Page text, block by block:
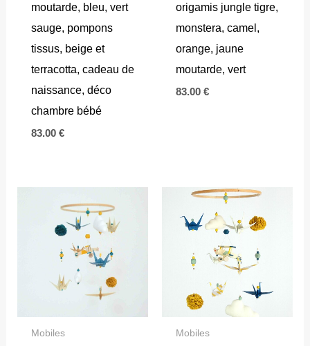
moutarde, bleu, vert
sauge, pompons
tissus, beige et
terracotta, cadeau de
naissance, déco
chambre bébé
83.00 €
origamis jungle tigre,
monstera, camel,
orange, jaune
moutarde, vert
83.00 €
Mobiles Mobiles